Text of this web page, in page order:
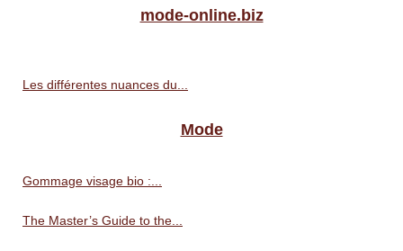
mode-online.biz
Les différentes nuances du...
Mode
Gommage visage bio :...
The Master’s Guide to the...